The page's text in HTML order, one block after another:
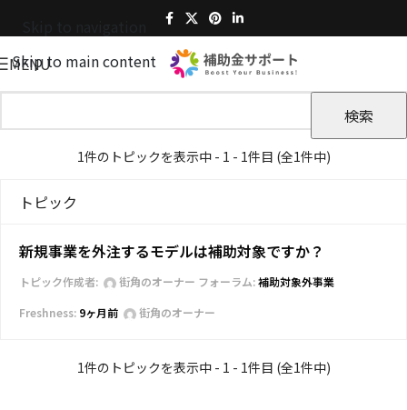
Skip to main content
MENU
1件のトピックを表示中 - 1 - 1件目 (全1件中)
トピック
新規事業を外注するモデルは補助対象ですか？
トピック作成者: 街角のオーナー フォーラム:補助対象外事業
9ヶ月前
街角のオーナー
1件のトピックを表示中 - 1 - 1件目 (全1件中)